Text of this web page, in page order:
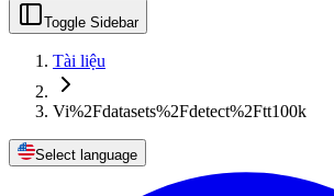
Toggle Sidebar
Tài liệu
Vi%2Fdatasets%2Fdetect%2Ftt100k
Select language